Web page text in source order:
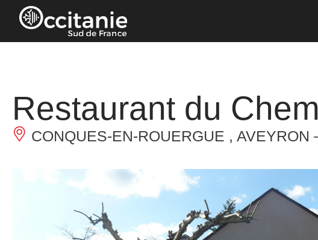
Cookie-Einstellungen
Restaurant du
CONQUES-EN-ROUERGUE , AVEYRON